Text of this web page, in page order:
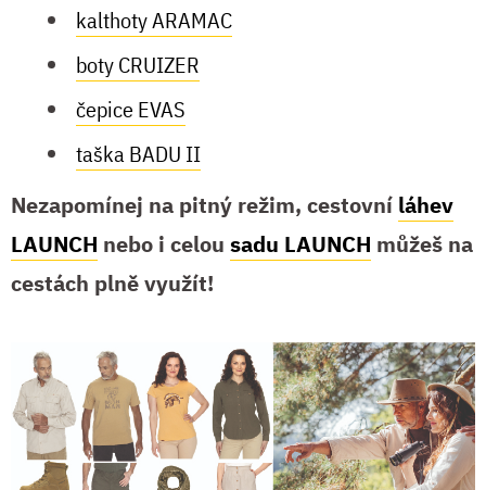
kalthoty ARAMAC
boty CRUIZER
čepice EVAS
taška BADU II
Nezapomínej na pitný režim, cestovní láhev
LAUNCH nebo i celou sadu LAUNCH můžeš na
cestách plně využít!